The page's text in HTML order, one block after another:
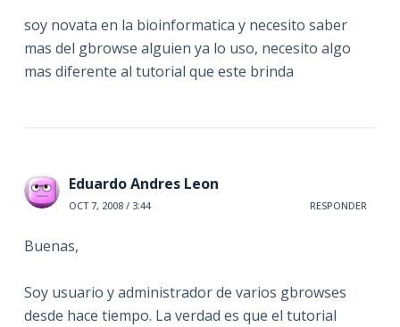
soy novata en la bioinformatica y necesito saber
mas del gbrowse alguien ya lo uso, necesito algo
mas diferente al tutorial que este brinda
Eduardo Andres Leon
OCT 7, 2008 / 3:44 RESPONDER
Buenas,
Soy usuario y administrador de varios gbrowses
desde hace tiempo. La verdad es que el tutorial